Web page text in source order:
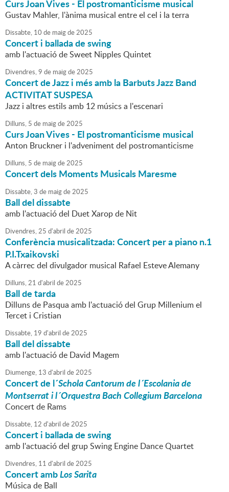
Curs Joan Vives - El postromanticisme musical
Gustav Mahler, l'ànima musical entre el cel i la terra
Dissabte, 10 de maigde2025
Concert i ballada de swing
amb l'actuació de Sweet Nipples Quintet
Divendres,9 de maigde2025
Concert de Jazz i més amb la Barbuts Jazz Band
ACTIVITAT SUSPESA
Jazz i altres estils amb 12 músics a l'escenari
Dilluns, 5 de maigde2025
Curs Joan Vives - El postromanticisme musical
Anton Bruckner i l'adveniment del postromanticisme
Dilluns, 5 de maigde2025
Concert dels Moments Musicals Maresme
Dissabte,3 de maigde2025
Ball del dissabte
amb l'actuació del Duet Xarop de Nit
Divendres,25 d'abril de2025
Conferència musicalitzada: Concert per a piano n.1
P.I.Txaikovski
A càrrec del divulgador musical Rafael Esteve Alemany
Dilluns,21 d'abril de2025
Ball de tarda
Dilluns de Pasqua amb l'actuació del Grup Millenium el
Tercet i Cristian
Dissabte, 19 d'abril de2025
Ball del dissabte
amb l'actuació de David Magem
Diumenge, 13 d'abril de2025
Concert de l´Schola Cantorum de l´Escolania de
Montserrat i l´Orquestra Bach Collegium Barcelona
Concert de Rams
Dissabte, 12 d'abril de2025
Concert i ballada de swing
amb l'actuació del grup Swing Engine Dance Quartet
Divendres, 11 d'abril de2025
Concert ambLos Sarita
Música de Ball